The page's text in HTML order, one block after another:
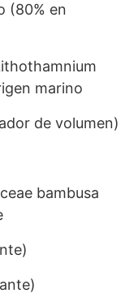
(80% en
marino
de volumen)
bambusa